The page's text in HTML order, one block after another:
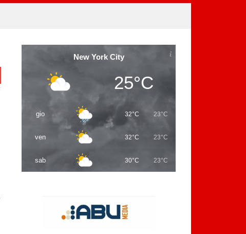
New York City
25°C
gio 32°C 23°C
ven 32°C 23°C
sab 30°C 23°C